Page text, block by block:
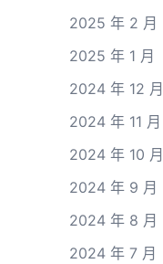
2025 年 2 月
2025 年 1 月
2024 年 12 月
2024 年 11 月
2024 年 10 月
2024 年 9 月
2024 年 8 月
2024 年 7 月